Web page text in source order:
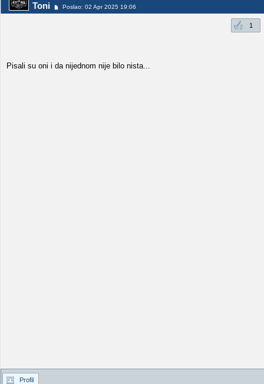
Toni Poslao: 02 Apr 2025 19:06
1
Pisali su oni i da nijednom nije bilo nista...
Profil